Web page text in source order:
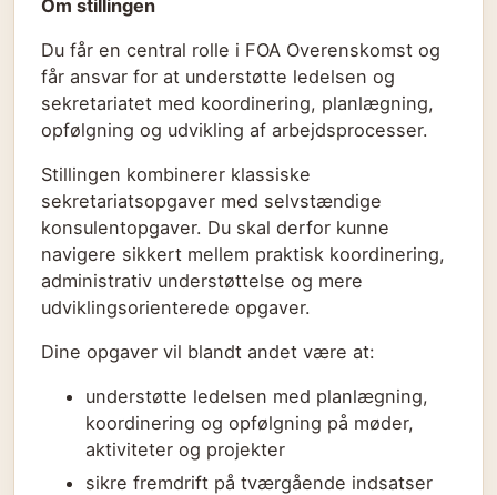
Om stillingen
Du får en central rolle i FOA Overenskomst og
får ansvar for at understøtte ledelsen og
sekretariatet med koordinering, planlægning,
opfølgning og udvikling af arbejdsprocesser.
Stillingen kombinerer klassiske
sekretariatsopgaver med selvstændige
konsulentopgaver. Du skal derfor kunne
navigere sikkert mellem praktisk koordinering,
administrativ understøttelse og mere
udviklingsorienterede opgaver.
Dine opgaver vil blandt andet være at:
understøtte ledelsen med planlægning,
koordinering og opfølgning på møder,
aktiviteter og projekter
sikre fremdrift på tværgående indsatser